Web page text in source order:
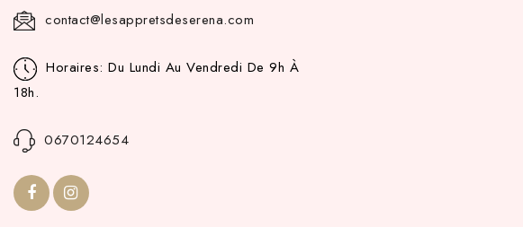
contact@lesappretsdeserena.com
Horaires: Du Lundi Au Vendredi De 9h À
18h.
0670124654